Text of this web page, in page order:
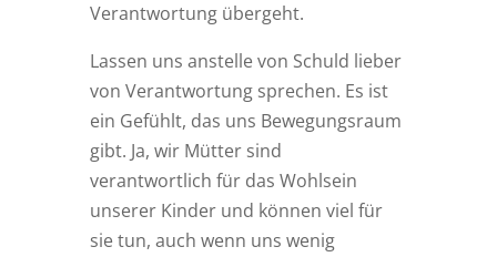
Verantwortung übergeht.
Lassen uns anstelle von Schuld lieber
von Verantwortung sprechen. Es ist
ein Gefühlt, das uns Bewegungsraum
gibt. Ja, wir Mütter sind
verantwortlich für das Wohlsein
unserer Kinder und können viel für
sie tun, auch wenn uns wenig